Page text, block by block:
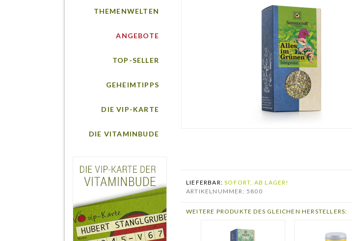
THEMENWELTEN
ANGEBOTE
TOP-SELLER
GEHEIMTIPPS
DIE VIP-KARTE
DIE VITAMINBUDE
LIEFERBAR:SOFORT, AB LAGER!
ARTIKELNUMMER: 5800
WEITERE PRODUKTE DES GLEICHEN HERSTELLERS: